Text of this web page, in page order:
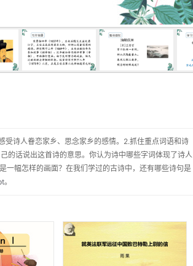
受诗人眷恋家乡、思念家乡的感情。2.抓住重点词语和诗
的话说出这首诗的意思。你认为诗中哪些字词体现了诗人
一幅怎样的画面？在我们学过的古诗中，还有哪些诗句是
。